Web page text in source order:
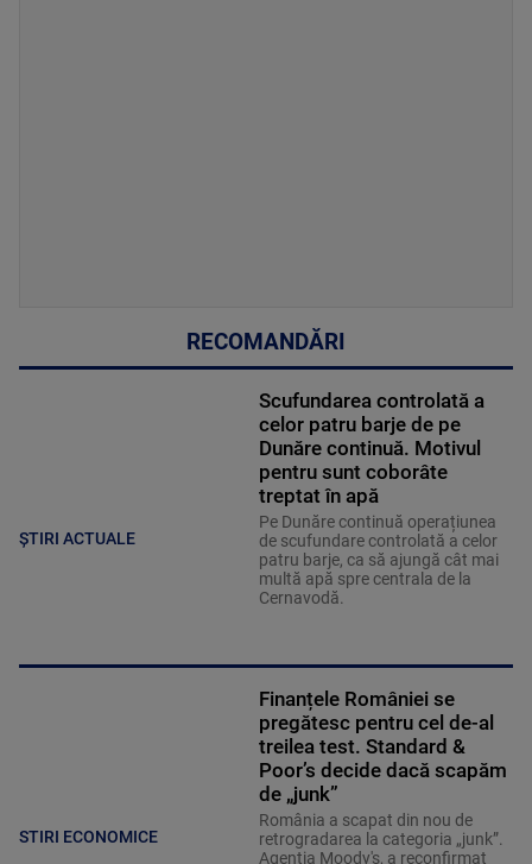
RECOMANDĂRI
ȘTIRI ACTUALE
Scufundarea controlată a
celor patru barje de pe
Dunăre continuă. Motivul
pentru sunt coborâte
treptat în apă
Pe Dunăre continuă operațiunea
de scufundare controlată a celor
patru barje, ca să ajungă cât mai
multă apă spre centrala de la
Cernavodă.
STIRI ECONOMICE
Finanțele României se
pregătesc pentru cel de-al
treilea test. Standard &
Poor’s decide dacă scapăm
de „junk”
România a scapat din nou de
retrogradarea la categoria „junk”.
Agenția Moody's, a reconfirmat